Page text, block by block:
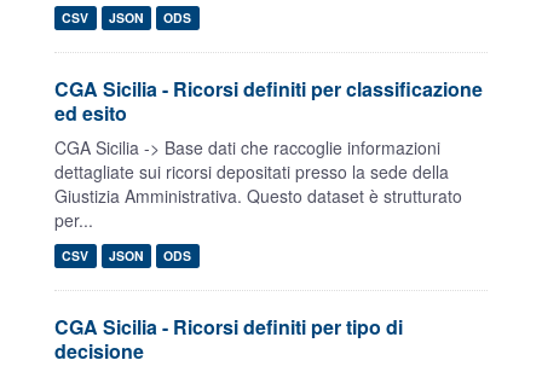
CSV JSON ODS
CGA Sicilia - Ricorsi definiti per classificazione
ed esito
CGA Sicilia -> Base dati che raccoglie informazioni
dettagliate sui ricorsi depositati presso la sede della
Giustizia Amministrativa. Questo dataset è strutturato
per...
CSV JSON ODS
CGA Sicilia - Ricorsi definiti per tipo di
decisione